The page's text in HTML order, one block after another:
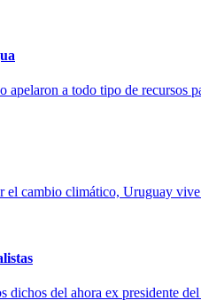
apelaron a todo tipo de
cambio climático, Uruguay
del ahora ex presidente